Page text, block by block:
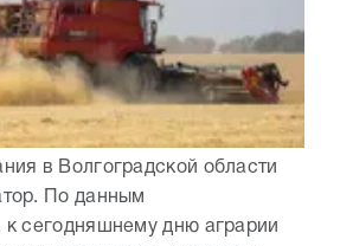
в Волгоградской области
По данным
к сегодняшнему дню аграрии